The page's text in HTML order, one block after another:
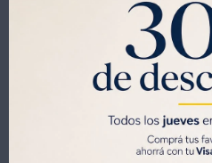

Métodos y costos de envíos